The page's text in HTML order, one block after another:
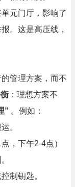
单元门厅，影响了
。这是高压线，
管理方案，而不
：理想方案不
” 。例如：
。
，下午2-4点）
制钥匙。